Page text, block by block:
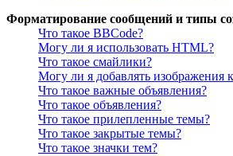
Форматирование сообщений и типы
Что такое BBCode?
Могу ли я использовать HTML?
Что такое смайлики?
Могу ли я добавлять изображения
Что такое важные объявления?
Что такое объявления?
Что такое прилепленные темы?
Что такое закрытые темы?
Что такое значки тем?